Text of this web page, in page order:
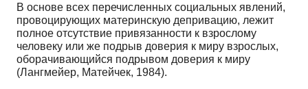
В основе всех перечисленных социальных явлений,
провоцирующих материнскую депривацию, лежит
полное отсутствие привязанности к взрослому
человеку или же подрыв доверия к миру взрослых,
оборачивающийся подрывом доверия к миру
(Лангмейер, Матейчек, 1984).